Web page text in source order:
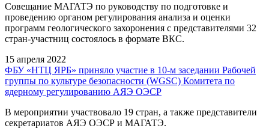
Совещание МАГАТЭ по руководству по подготовке и
проведению органом регулирования анализа и оценки
программ геологического захоронения с представителями 32
стран-участниц состоялось в формате ВКС.
15 апреля 2022
ФБУ «НТЦ ЯРБ» приняло участие в 10-м заседании Рабочей
группы по культуре безопасности (WGSC) Комитета по
ядерному регулированию АЯЭ ОЭСР
В мероприятии участвовало 19 стран, а также представители
секретариатов АЯЭ ОЭСР и МАГАТЭ.